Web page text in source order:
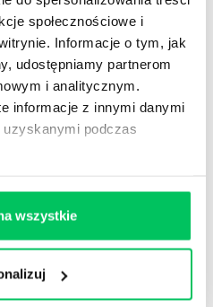
społecznościowe i
Informacje o tym, jak
udostępniamy partnerom
i analitycznym.
informacje z innymi danymi
podczas
wszystkie
40000
dyrektorów,
i naczelników.
wzrósł średnio o
kompetencji(wiem co
(wierzę, że